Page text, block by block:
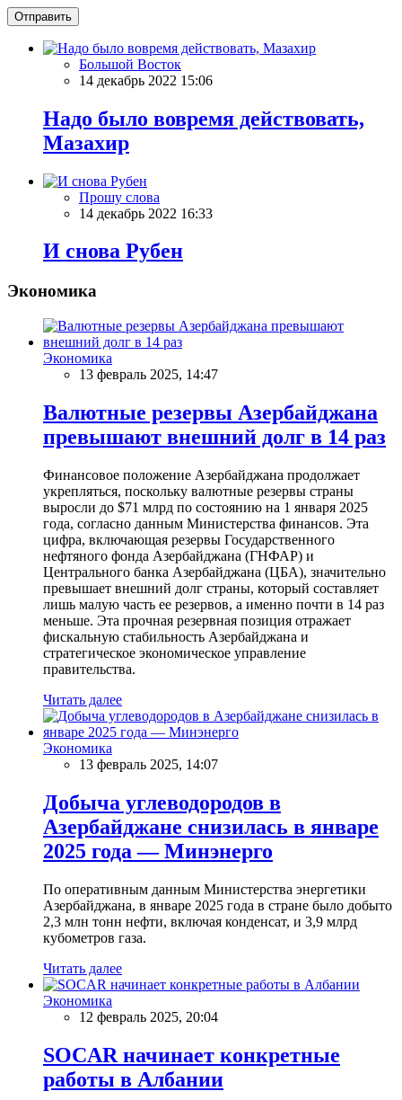
Отправить
Большой Восток
14 декабрь 2022 15:06
Надо было вовремя действовать,
Мазахир
Прошу слова
14 декабрь 2022 16:33
И снова Рубен
Экономика
Экономика
13 февраль 2025, 14:47
Валютные резервы Азербайджана
превышают внешний долг в 14 раз
Финансовое положение Азербайджана продолжает
укрепляться, поскольку валютные резервы страны
выросли до $71 млрд по состоянию на 1 января 2025
года, согласно данным Министерства финансов. Эта
цифра, включающая резервы Государственного
нефтяного фонда Азербайджана (ГНФАР) и
Центрального банка Азербайджана (ЦБА), значительно
превышает внешний долг страны, который составляет
лишь малую часть ее резервов, а именно почти в 14 раз
меньше. Эта прочная резервная позиция отражает
фискальную стабильность Азербайджана и
стратегическое экономическое управление
правительства.
Читать далее
Экономика
13 февраль 2025, 14:07
Добыча углеводородов в
Азербайджане снизилась в январе
2025 года — Минэнерго
По оперативным данным Министерства энергетики
Азербайджана, в январе 2025 года в стране было добыто
2,3 млн тонн нефти, включая конденсат, и 3,9 млрд
кубометров газа.
Читать далее
Экономика
12 февраль 2025, 20:04
SOCAR начинает конкретные
работы в Албании